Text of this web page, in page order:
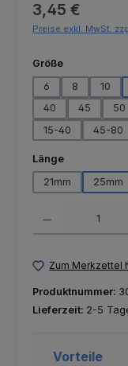
Regulärer Preis:
3,45 €
Preise exkl. MwSt.
Größeauswählen
6
8 10
40
45 50
15-40
45-80
Längeauswählen
21mm
25mm
Zum Merkzettel
Produktnummer:
Lieferzeit: 2-5
Vorteile